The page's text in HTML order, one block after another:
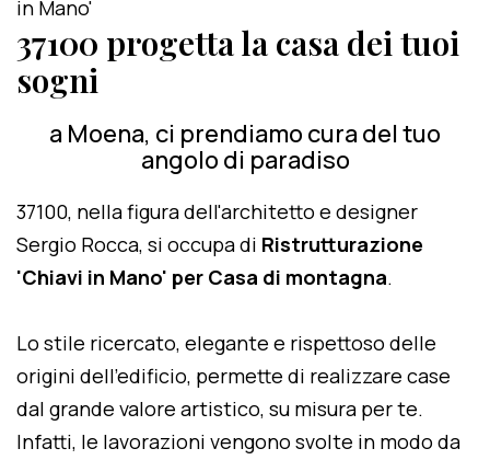
37100 progetta la casa dei tuoi
sogni
a Moena, ci prendiamo cura del tuo
angolo di paradiso
37100, nella figura dell'architetto e designer
Sergio Rocca, si occupa di Ristrutturazione
'Chiavi in Mano' per Casa di montagna.
Lo stile ricercato, elegante e rispettoso delle
origini dell'edificio, permette di realizzare case
dal grande valore artistico, su misura per te.
Infatti, le lavorazioni vengono svolte in modo da